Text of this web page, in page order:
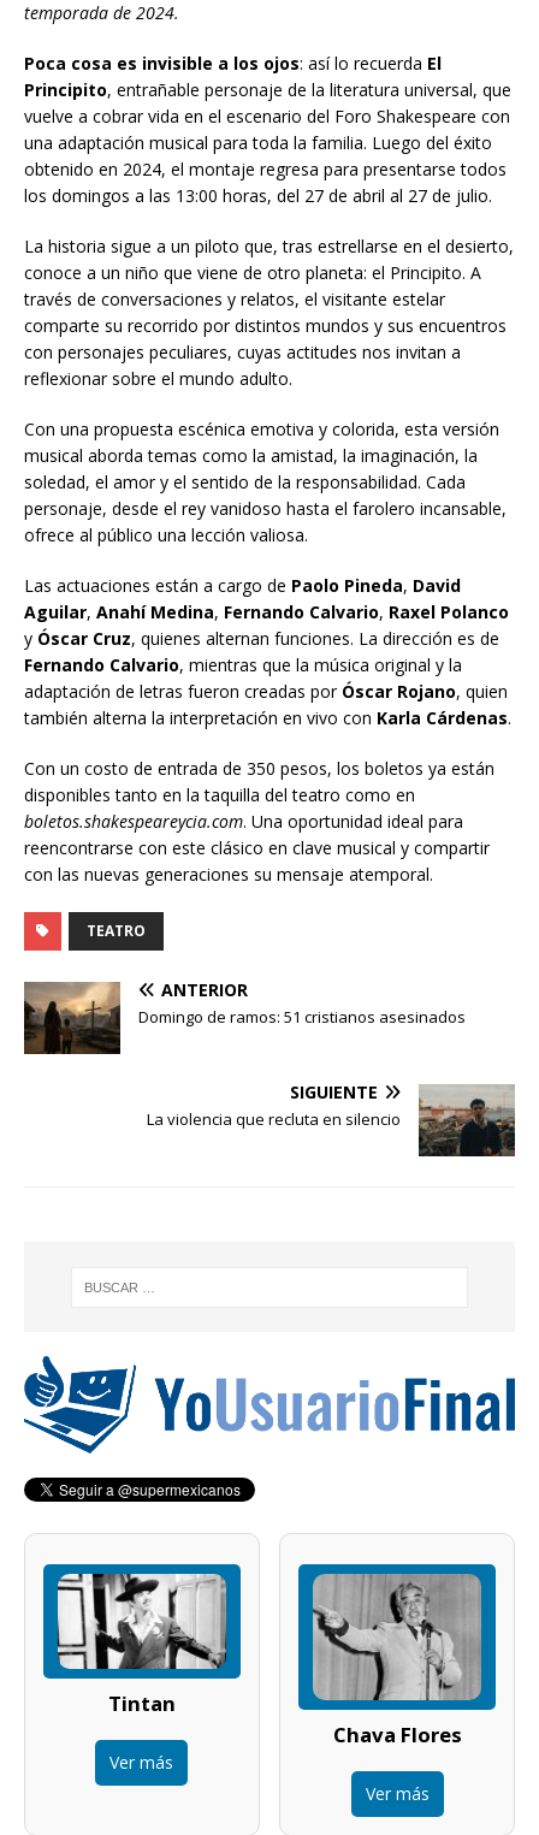
temporada de 2024.
Poca cosa es invisible a los ojos: así lo recuerda El
Principito, entrañable personaje de la literatura universal, que
vuelve a cobrar vida en el escenario del Foro Shakespeare con
una adaptación musical para toda la familia. Luego del éxito
obtenido en 2024, el montaje regresa para presentarse todos
los domingos a las 13:00 horas, del 27 de abril al 27 de julio.
La historia sigue a un piloto que, tras estrellarse en el desierto,
conoce a un niño que viene de otro planeta: el Principito. A
través de conversaciones y relatos, el visitante estelar
comparte su recorrido por distintos mundos y sus encuentros
con personajes peculiares, cuyas actitudes nos invitan a
reflexionar sobre el mundo adulto.
Con una propuesta escénica emotiva y colorida, esta versión
musical aborda temas como la amistad, la imaginación, la
soledad, el amor y el sentido de la responsabilidad. Cada
personaje, desde el rey vanidoso hasta el farolero incansable,
ofrece al público una lección valiosa.
Las actuaciones están a cargo de Paolo Pineda, David
Aguilar, Anahí Medina, Fernando Calvario, Raxel Polanco
y Óscar Cruz, quienes alternan funciones. La dirección es de
Fernando Calvario, mientras que la música original y la
adaptación de letras fueron creadas por Óscar Rojano, quien
también alterna la interpretación en vivo con Karla Cárdenas.
Con un costo de entrada de 350 pesos, los boletos ya están
disponibles tanto en la taquilla del teatro como en
boletos.shakespeareycia.com. Una oportunidad ideal para
reencontrarse con este clásico en clave musical y compartir
con las nuevas generaciones su mensaje atemporal.
TEATRO
ANTERIOR
Domingo de ramos: 51 cristianos asesinados
SIGUIENTE
La violencia que recluta en silencio
Tintan
Ver más
Chava Flores
Ver más